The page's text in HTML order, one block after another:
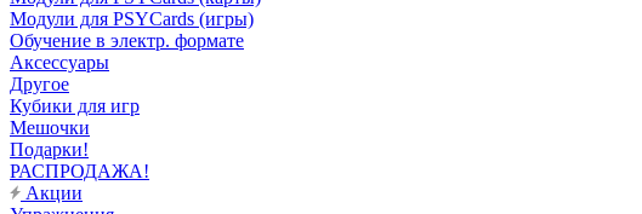
Модули для PSYCards (игры)
Обучение в электр. формате
Аксессуары
Другое
Кубики для игр
Мешочки
Подарки!
РАСПРОДАЖА!
Акции